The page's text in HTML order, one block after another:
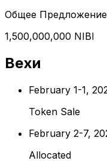
Общее
1,500,000,000 NIBI
Вехи
February 1-1,
Token Sale
February 2-7,
Allocated